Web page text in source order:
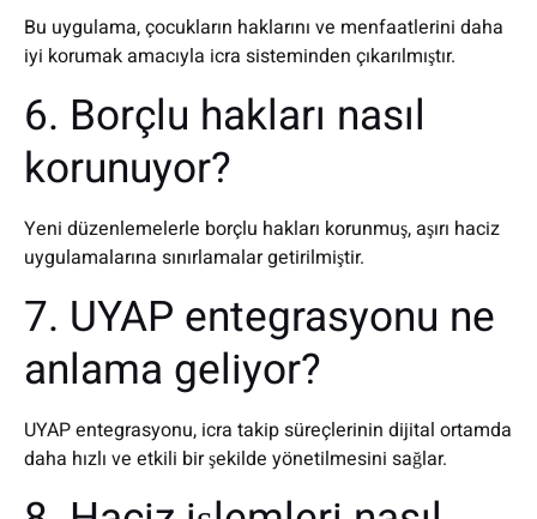
Bu uygulama, çocukların haklarını ve menfaatlerini daha
iyi korumak amacıyla icra sisteminden çıkarılmıştır.
6. Borçlu hakları nasıl
korunuyor?
Yeni düzenlemelerle borçlu hakları korunmuş, aşırı haciz
uygulamalarına sınırlamalar getirilmiştir.
7. UYAP entegrasyonu ne
anlama geliyor?
UYAP entegrasyonu, icra takip süreçlerinin dijital ortamda
daha hızlı ve etkili bir şekilde yönetilmesini sağlar.